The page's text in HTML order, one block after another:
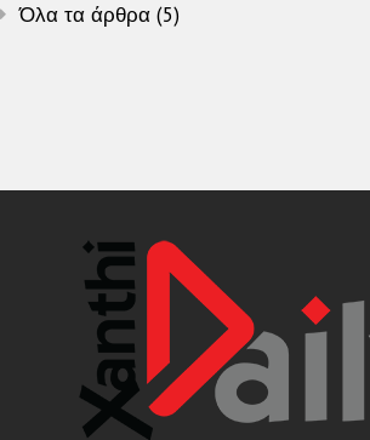
Όλα τα άρθρα (5)